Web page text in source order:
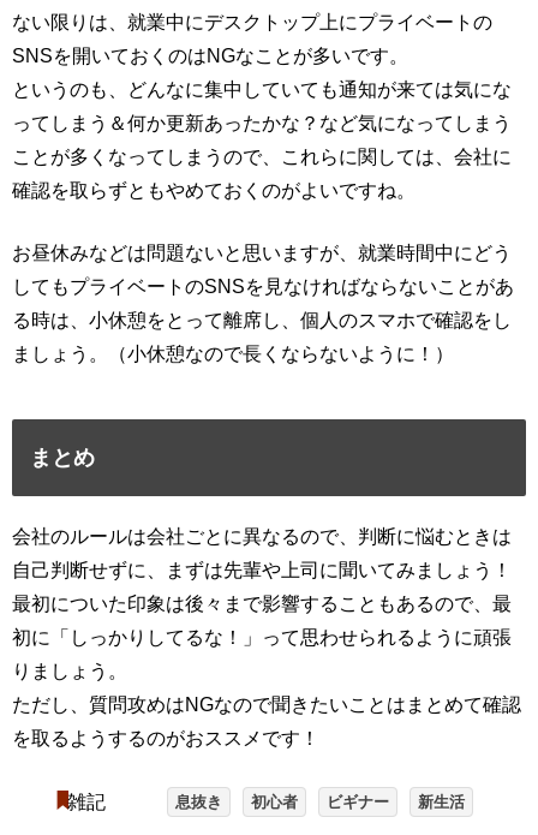
ない限りは、就業中にデスクトップ上にプライベートの
SNSを開いておくのはNGなことが多いです。
というのも、どんなに集中していても通知が来ては気にな
ってしまう＆何か更新あったかな？など気になってしまう
ことが多くなってしまうので、これらに関しては、会社に
確認を取らずともやめておくのがよいですね。
お昼休みなどは問題ないと思いますが、就業時間中にどう
してもプライベートのSNSを見なければならないことがあ
る時は、小休憩をとって離席し、個人のスマホで確認をし
ましょう。（小休憩なので長くならないように！）
まとめ
会社のルールは会社ごとに異なるので、判断に悩むときは
自己判断せずに、まずは先輩や上司に聞いてみましょう！
最初についた印象は後々まで影響することもあるので、最
初に「しっかりしてるな！」って思わせられるように頑張
りましょう。
ただし、質問攻めはNGなので聞きたいことはまとめて確認
を取るようするのがおススメです！
雑記 息抜き 初心者 ビギナー 新生活